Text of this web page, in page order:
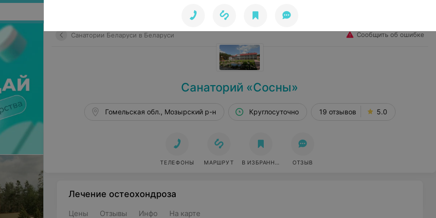
Санатории Беларуси в Беларуси Сообщить об ошибке
Санаторий «Сосны»
Гомельская обл., Мозырский р-н Круглосуточно 19 отзывов 5.0
ТЕЛЕФОНЫ МАРШРУТ В ИЗБРАННОЕ ОТЗЫВ
Лечение остеохондроза
Цены Отзывы Инфо На карте